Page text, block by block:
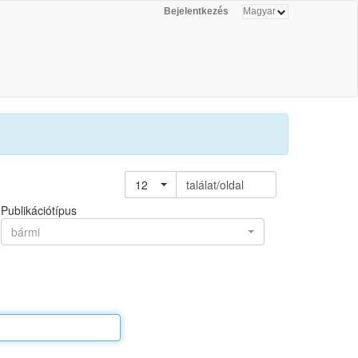
Bejelentkezés
12
találat/oldal
Publikációtípus
bármi